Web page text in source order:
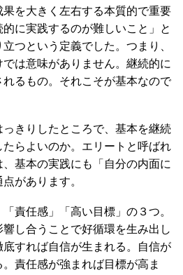
を大きく左右する本質的で重要
に実践するのが難しいこと」と
つという定義でした。つまり、
は意味がありません。継続的に
るもの。それこそが基本なので
きりしたところで、基本を継続
らよいのか。エリートと呼ばれ
基本の実践にも「自分の内面に
があります。
責任感」「高い目標」の３つ。
し合うことで好循環を生み出し
すれば自信が生まれる。自信が
責任感が強まれば目標が高ま